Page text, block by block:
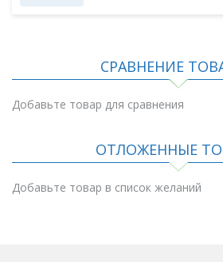
СРАВНЕНИЕ
Добавьте товар для сравнения
ОТЛОЖЕННЫЕ
Добавьте товар в список желаний